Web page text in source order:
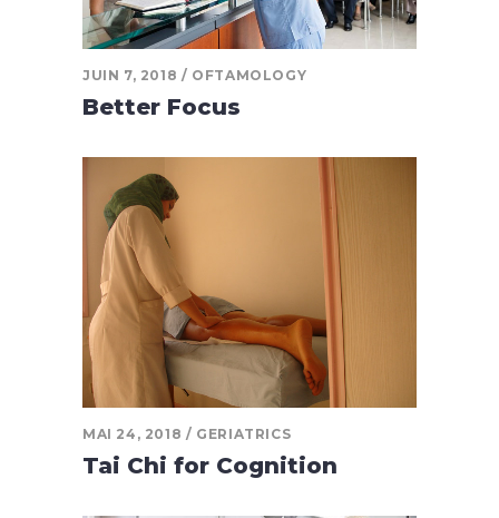
JUIN 7, 2018 OFTAMOLOGY
Better Focus
MAI 24, 2018 GERIATRICS
Tai Chi for Cognition